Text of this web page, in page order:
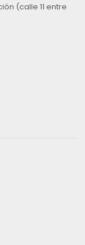
(calle 11 entre